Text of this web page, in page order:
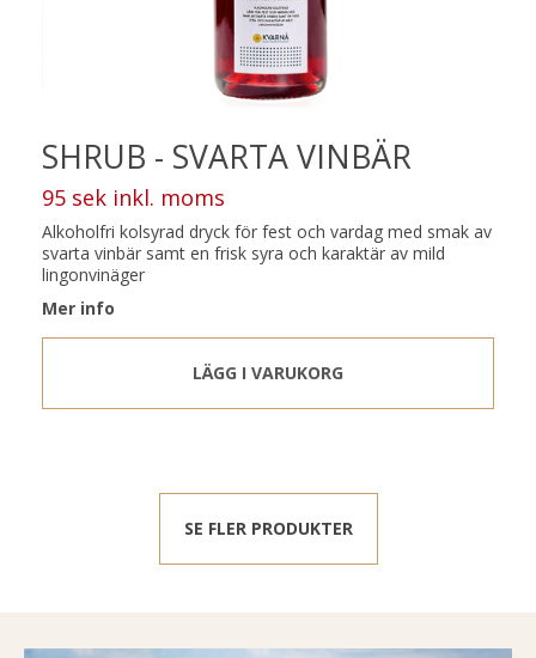
SHRUB - SVARTA VINBÄR
95 sek inkl. moms
Alkoholfri kolsyrad dryck för fest och vardag med smak av
svarta vinbär samt en frisk syra och karaktär av mild
lingonvinäger
Mer info
LÄGG I VARUKORG
SE FLER PRODUKTER